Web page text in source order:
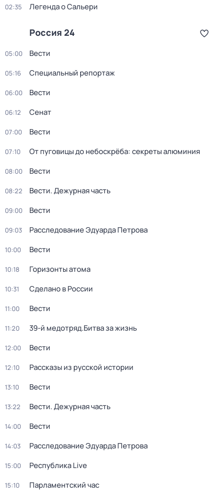
02:35 Легенда о Сальери
Россия 24
05:00 Вести
05:16 Специальный репортаж
06:00 Вести
06:12 Сенат
07:00 Вести
07:10 От пуговицы до небоскрёба: секреты алюминия
08:00 Вести
08:22 Вести. Дежурная часть
09:00 Вести
09:03 Расследование Эдуарда Петрова
10:00 Вести
10:18 Горизонты атома
10:31 Сделано в России
11:00 Вести
11:20 39-й медотряд.Битва за жизнь
12:00 Вести
12:10 Рассказы из русской истории
13:10 Вести
13:22 Вести. Дежурная часть
14:00 Вести
14:03 Расследование Эдуарда Петрова
15:00 Республика Live
15:10 Парламентский час